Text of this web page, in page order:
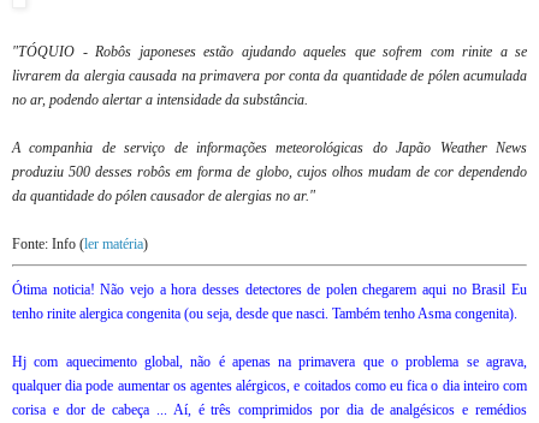
"TÓQUIO - Robôs japoneses estão ajudando aqueles que sofrem com rinite a se
livrarem da alergia causada na primavera por conta da quantidade de pólen acumulada
no ar, podendo alertar a intensidade da substância.
A companhia de serviço de informações meteorológicas do Japão Weather News
produziu 500 desses robôs em forma de globo, cujos olhos mudam de cor dependendo
da quantidade do pólen causador de alergias no ar."
Fonte: Info (ler matéria)
Ótima noticia! Não vejo a hora desses detectores de polen chegarem aqui no Brasil Eu
tenho rinite alergica congenita (ou seja, desde que nasci. Também tenho Asma congenita).
Hj com aquecimento global, não é apenas na primavera que o problema se agrava,
qualquer dia pode aumentar os agentes alérgicos, e coitados como eu fica o dia inteiro com
corisa e dor de cabeça ... Aí, é três comprimidos por dia de analgésicos e remédios